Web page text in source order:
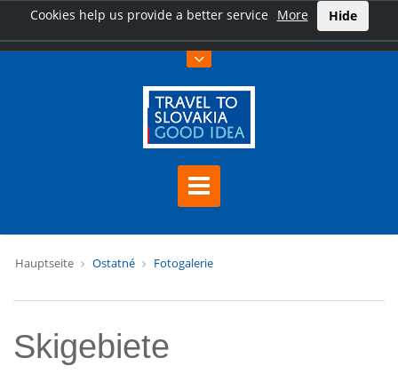
Cookies help us provide a better service More Hide
Hauptseite Ostatné Fotogalerie
Skigebiete